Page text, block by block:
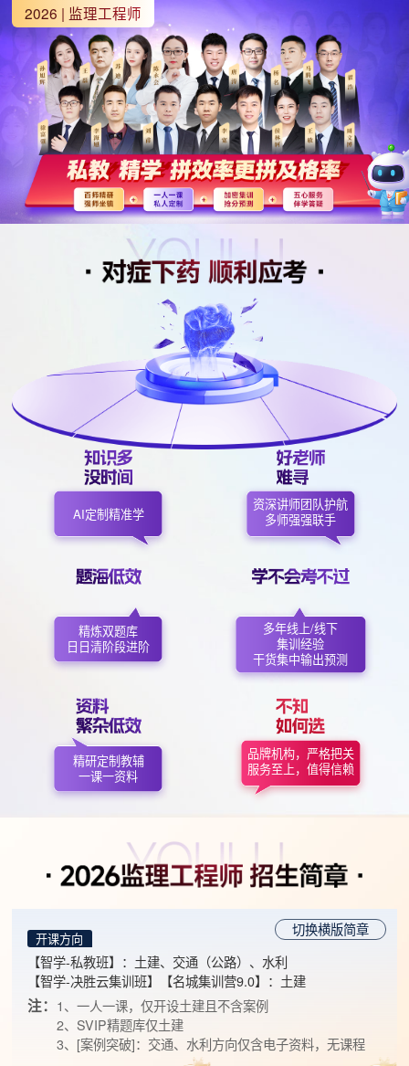
2026 | 监理工程师
AI定制精准学
资深讲师团队护航
多师强强联手
精炼双题库
日日清阶段进阶
多年线上/线下
集训经验
干货集中输出预测
精研定制教辅
一课一资料
品牌机构，严格把关
服务至上，值得信赖
开课方向
【智学-私教班】 ：土建、交通（公路）、水利
【智学-决胜云集训班】【名城集训营9.0】 ：土建
注： 1、一人一课，仅开设土建且不含案例
2、SVIP精题库仅土建
3、[案例突破]：交通、水利方向仅含电子资料，无课程
切换横版简章